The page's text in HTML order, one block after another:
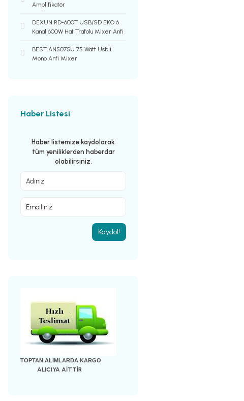
Amplifikatör
DEXUN RD-600T USB/SD EKO 6
Kanal 600W Hat Trafolu Mixer Anfi
BEST AN5075U 75 Watt Usbli
Mono Anfi Mixer
Haber Listesi
Haber listemize kaydolarak
tüm yeniliklerden haberdar
olabilirsiniz.
Kaydol!
TOPTAN ALIMLARDA KARGO
ALICIYA AİTTİR